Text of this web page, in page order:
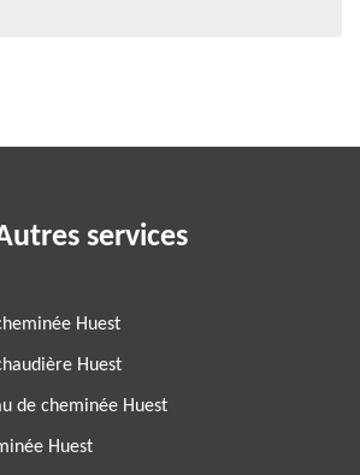
services
Huest
Huest
de cheminée Huest
Huest